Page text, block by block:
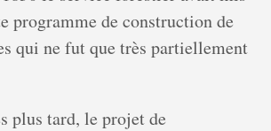
programme de construction de
qui ne fut que très partiellement
plus tard, le projet de